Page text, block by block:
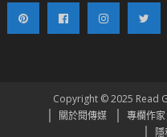
Copyright © 2025 Read
關於閱傳媒
專欄作家